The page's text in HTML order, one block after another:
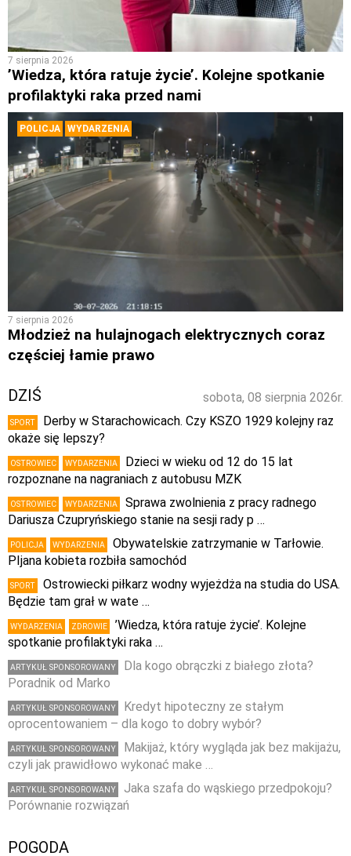
7 sierpnia 2026
’Wiedza, która ratuje życie’. Kolejne spotkanie
profilaktyki raka przed nami
POLICJA WYDARZENIA
7 sierpnia 2026
Młodzież na hulajnogach elektrycznych coraz
częściej łamie prawo
sobota, 08 sierpnia 2026r.
DZIŚ
SPORT
Derby w Starachowicach. Czy KSZO 1929 kolejny raz
okaże się lepszy?
OSTROWIEC WYDARZENIA
Dzieci w wieku od 12 do 15 lat
rozpoznane na nagraniach z autobusu MZK
OSTROWIEC WYDARZENIA
Sprawa zwolnienia z pracy radnego
Dariusza Czupryńskiego stanie na sesji rady p …
POLICJA WYDARZENIA
Obywatelskie zatrzymanie w Tarłowie.
PIjana kobieta rozbiła samochód
SPORT
Ostrowiecki piłkarz wodny wyjeżdża na studia do USA.
Będzie tam grał w wate …
WYDARZENIA ZDROWIE
’Wiedza, która ratuje życie’. Kolejne
spotkanie profilaktyki raka …
ARTYKUŁ SPONSOROWANY
Dla kogo obrączki z białego złota?
Poradnik od Marko
ARTYKUŁ SPONSOROWANY
Kredyt hipoteczny ze stałym
oprocentowaniem – dla kogo to dobry wybór?
ARTYKUŁ SPONSOROWANY
Makijaż, który wygląda jak bez makijażu,
czyli jak prawidłowo wykonać make …
ARTYKUŁ SPONSOROWANY
Jaka szafa do wąskiego przedpokoju?
Porównanie rozwiązań
POGODA